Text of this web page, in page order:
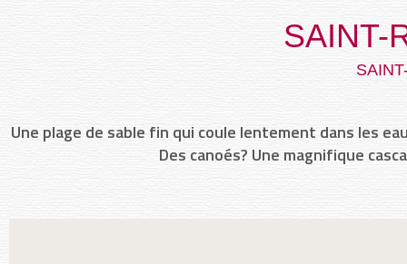
SAINT-
Une plage de sable fin qui coule lentement dans les
Des canoés? Une magnifique